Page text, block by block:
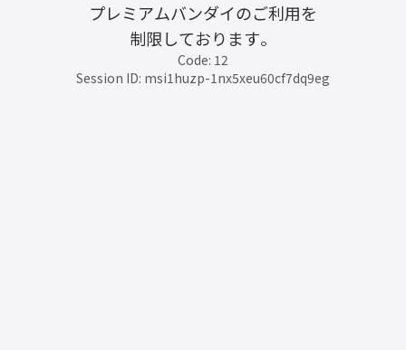
プレミアムバンダイのご利用を
制限しております。
Code: 12
Session ID: msi1huzp-1nx5xeu60cf7dq9eg